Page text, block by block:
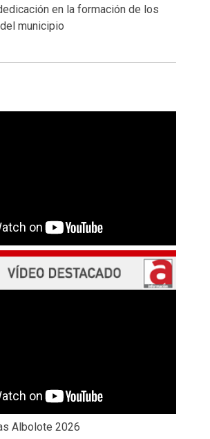
en la formación de los
municipio
Albolote 2026